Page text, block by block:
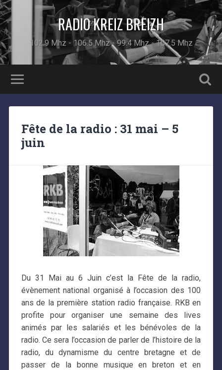
RADIO KREIZ BREIZH
102.9 Mhz - 106.5 Mhz - 99.4 Mhz - 107.5 Mhz
Fête de la radio : 31 mai – 5
juin
Du 31 Mai au 6 Juin c’est la Fête de la radio,
évènement national organisé à l’occasion des 100
ans de la première station radio française. RKB en
profite pour organiser une semaine des lives
animés par les salariés et les bénévoles de la
radio. Ce sera l’occasion de parler de l’histoire de la
radio, du dynamisme du centre bretagne et de
passer de la bonne musique en breton et en